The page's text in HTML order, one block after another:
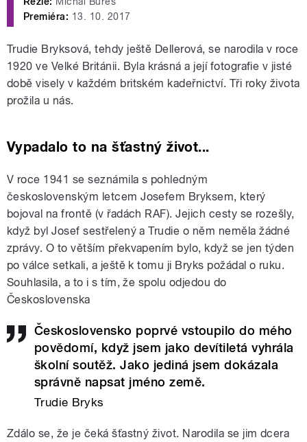
Premiéra: 13. 10. 2017
Trudie Bryksová, tehdy ještě Dellerová, se narodila v roce
1920 ve Velké Británii. Byla krásná a její fotografie v jisté
době visely v každém britském kadeřnictví. Tři roky života
prožila u nás.
Vypadalo to na šťastný život...
V roce 1941 se seznámila s pohledným
československým letcem Josefem Bryksem, který
bojoval na frontě (v řadách RAF). Jejich cesty se rozešly,
když byl Josef sestřelený a Trudie o něm neměla žádné
zprávy. O to větším překvapením bylo, když se jen týden
po válce setkali, a ještě k tomu ji Bryks požádal o ruku.
Souhlasila, a to i s tím, že spolu odjedou do
Československa
Československo poprvé vstoupilo do mého
povědomí, když jsem jako devítiletá vyhrála
školní soutěž. Jako jediná jsem dokázala
správně napsat jméno země.
Trudie Bryks
Zdálo se, že je čeká šťastný život. Narodila se jim dcera